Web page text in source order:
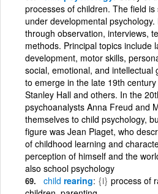
processes of children. The field
under developmental
through observation, interviews,
methods. Principal topics include
development, motor skills,
social, emotional, and intellectual
to emerge in the late 19th
Stanley Hall and others. In the
psychoanalysts Anna Freud and
themselves to child psychology,
figure was Jean Piaget, who
of childhood learning and
perception of himself and the
also school psychology
child rearing {i} process of